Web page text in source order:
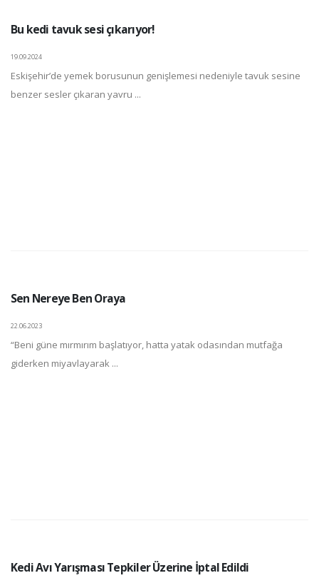
Bu kedi tavuk sesi çıkarıyor!
19.09.2024
Eskişehir’de yemek borusunun genişlemesi nedeniyle tavuk sesine
benzer sesler çıkaran yavru ...
Sen Nereye Ben Oraya
22.06.2023
“Beni güne mırmırım başlatıyor, hatta yatak odasından mutfağa
giderken miyavlayarak ...
Kedi Avı Yarışması Tepkiler Üzerine İptal Edildi